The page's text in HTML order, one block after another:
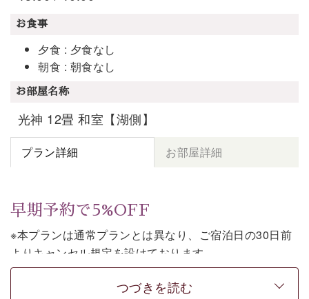
お食事
夕食 : 夕食なし
朝食 : 朝食なし
お部屋名称
光神 12畳 和室【湖側】
プラン詳細 お部屋詳細
早期予約で5%OFF
※本プランは通常プランとは異なり、ご宿泊日の30日前
よりキャンセル規定を設けております。
※本プランは素泊まりのプランです。2食付きでご利用ご
【公式限定価格】早割プラン（30日前
つづきを読む